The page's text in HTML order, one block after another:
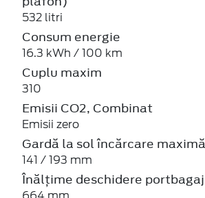
532 litri
Consum energie
16.3 kWh / 100 km
Cuplu maxim
310
Emisii CO2, Combinat
Emisii zero
Gardă la sol încărcare
141 / 193 mm
Înălțime deschidere